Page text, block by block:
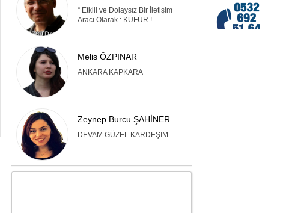
“ Etkili ve Dolaysız Bir İletişim
Aracı Olarak : KÜFÜR !
Melis ÖZPINAR
ANKARA KAPKARA
Zeynep Burcu ŞAHİNER
DEVAM GÜZEL KARDEŞİM